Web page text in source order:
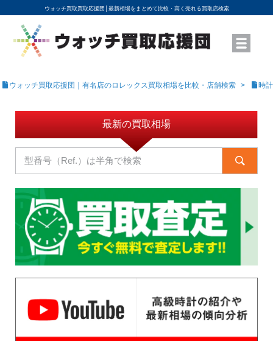
ウォッチ買取買取応援団│ 最新相場をまとめて比較・高く売れる買取店検索
YouTubeで動画を公開中
ROLEXモデル名から買取相場を調べる
高級時計ブランド名から買取相場を調べる
地域から買取店を探す
店舗名から買取店を探す
ブランド時計を高く売る方法
買取査定を依頼する
ウォッチ買取応援団｜有名店のロレックス買取相場を比較・店舗検索 時
最新の買取相場